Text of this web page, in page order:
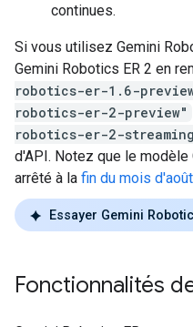
continues.
Si vous utilisez Gemini
Gemini Robotics ER 2 en
robotics-er-1.6-
robotics-er-2-preview"
robotics-er-2-
d'API. Notez que le modèle
arrêté à la fin du mois d'août
Essayer Gemini
Fonctionnalités